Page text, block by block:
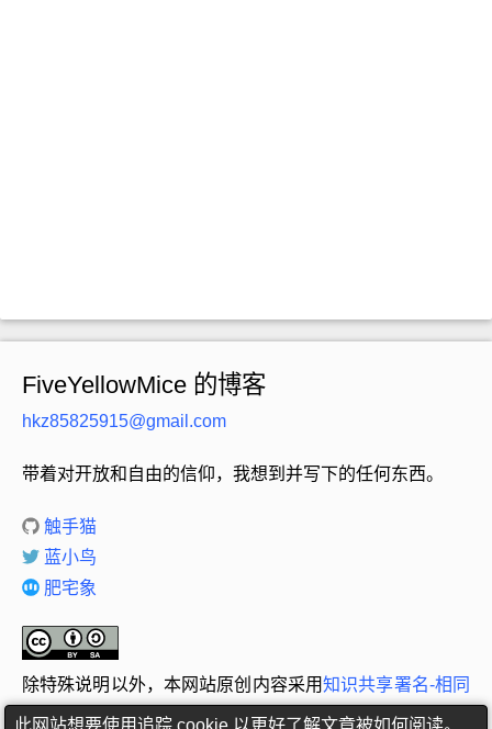
FiveYellowMice 的博客
hkz85825915@gmail.com
带着对开放和自由的信仰，我想到并写下的任何东西。
触手猫
蓝小鸟
肥宅象
除特殊说明以外，本网站原创内容采用知识共享署名-相同
方式共享 4.0 国际许可协议
进行许可。
此网站想要使用追踪 cookie 以更好了解文章被如何阅读。